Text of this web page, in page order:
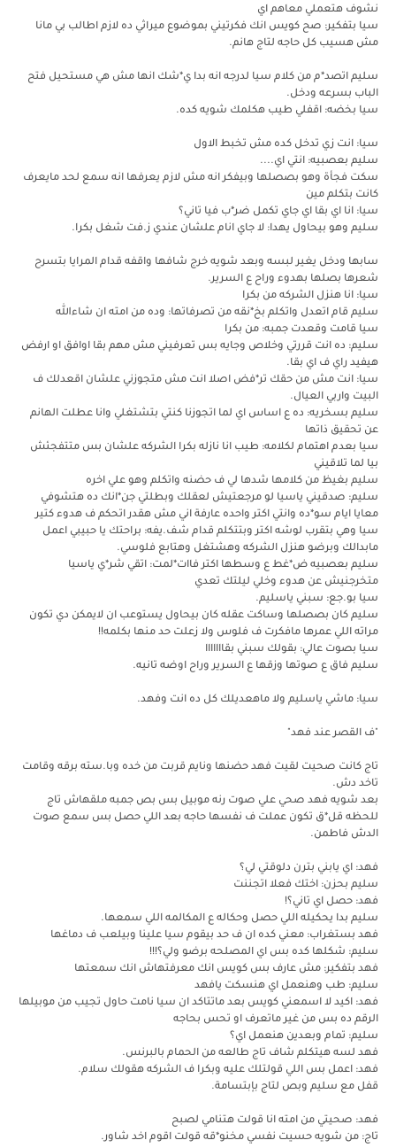
نشوف هتعملي معاهم اي
سيا بتفكير: صح كويس انك فكرتيني بموضوع ميراثي ده لازم اطالب بي مانا
مش هسيب كل حاجه لتاج هانم.
سليم اتصد*م من كلام سيا لدرجه انه بدا ي*شك انها مش هي مستحيل فتح
الباب بسرعه ودخل.
سيا بخضه: اقفلي طيب هكلمك شويه كده.
سيا: انت زي تدخل كده مش تخبط الاول
سليم بعصبيه: انتي اي....
سكت فجأة وهو بصصلها وبيفكر انه مش لازم يعرفها انه سمع لحد مايعرف
كانت بتكلم مين
سيا: انا اي بقا اي جاي تكمل ضر*ب فيا تاني؟
سليم وهو بيحاول يهدا: لا جاي انام علشان عندي ز.فت شغل بكرا.
سابها ودخل يغير لبسه وبعد شويه خرج شافها واقفه قدام المرايا بتسرح
شعرها بصلها بهدوء وراح ع السرير.
سيا: انا هنزل الشركه من بكرا
سليم قام اتعدل واتكلم بخ*نقه من تصرفاتها: وده من امته ان شاءالله
سيا قامت وقعدت جمبه: من بكرا
سليم: ده انت قررتي وخلاص وجايه بس تعرفيني مش مهم بقا اوافق او ارفض
هيفيد راي ف اي بقا.
سيا: انت مش من حقك تر*فض اصلا انت مش متجوزني علشان اقعدلك ف
البيت واربي العيال.
سليم بسخريه: ده ع اساس اي لما اتجوزنا كنتي بتشتغلي وانا عطلت الهانم
عن تحقيق ذاتها
سيا بعدم اهتمام لكلامه: طيب انا نازله بكرا الشركه علشان بس متتفجئش
بيا لما تلاقيني
سليم بغيظ من كلامها شدها لي ف حضنه واتكلم وهو علي اخره
سليم: صدقيني ياسيا لو مرجعتيش لعقلك وبطلتي جن*انك ده هتشوفي
معايا ايام سو*ده وانتي اكتر واحده عارفة اني مش هقدر اتحكم ف هدوء كتير
سيا وهي بتقرب لوشه اكتر وبتتكلم قدام شف.يفه: براحتك يا حبيبي اعمل
مابدالك وبرضو هنزل الشركه وهشتغل وهتابع فلوسي.
سليم بعصبيه ض*غط ع وسطها اكتر فاات*لمت: اتقي شر*ي ياسيا
متخرجنيش عن هدوء وخلي ليلتك تعدي
سيا بو.جع: سبني ياسليم.
سليم كان بصصلها وساكت عقله كان بيحاول يستوعب ان لايمكن دي تكون
مراته اللي عمرها مافكرت ف فلوس ولا زعلت حد منها بكلمه!!
سيا بصوت عالي: بقولك سبني بقااااااا
سليم فاق ع صوتها وزقها ع السرير وراح اوضه تانيه.
سيا: ماشي ياسليم ولا ماهعديلك كل ده انت وفهد.
"ف القصر عند فهد"
تاج كانت صحيت لقيت فهد حضنها ونايم قربت من خده وبا.سته برقه وقامت
تاخد دش.
بعد شويه فهد صحي علي صوت رنه موبيل بس بص جمبه ملقهاش تاج
للحظه قل*ق تكون عملت ف نفسها حاجه بعد اللي حصل بس سمع صوت
الدش فاطمن.
فهد: اي يابني بترن دلوقتي لي؟
سليم بحزن: اختك فعلا اتجننت
فهد: حصل اي تاني؟!
سليم بدا يحكيله اللي حصل وحكاله ع المكالمه اللي سمعها.
فهد بستغراب: معني كده ان ف حد بيقوم سيا علينا وبيلعب ف دماغها
سليم: شكلها كده بس اي المصلحه برضو ولي؟!!!
فهد بتفكير: مش عارف بس كويس انك معرفتهاش انك سمعتها
سليم: طب وهنعمل اي هنسكت يافهد
فهد: اكيد لا اسمعني كويس بعد ماتتاكد ان سيا نامت حاول تجيب من موبيلها
الرقم ده بس من غير ماتعرف او تحس بحاجه
سليم: تمام وبعدين هنعمل اي؟
فهد لسه هيتكلم شاف تاج طالعه من الحمام بالبرنس.
فهد: اعمل بس اللي قولتلك عليه وبكرا ف الشركه هقولك سلام.
قفل مع سليم وبص لتاج بإبتسامة.
فهد: صحيتي من امته انا قولت هتنامي لصبح
تاج: من شويه حسيت نفسي مخنو*قه قولت اقوم اخد شاور.